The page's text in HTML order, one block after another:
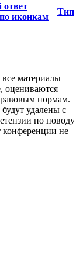
ответ
Тип
материалы
оцениваются
нормам.
удалены с
по поводу
конференции не